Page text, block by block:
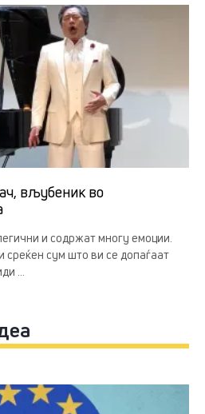
вљубеник во
и содржат многу емоции.
сум што ви се допаѓаат
...